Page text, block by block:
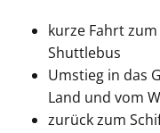
kurze Fahrt
Shuttlebus
Umstieg in das
Land und vom
zurück zum